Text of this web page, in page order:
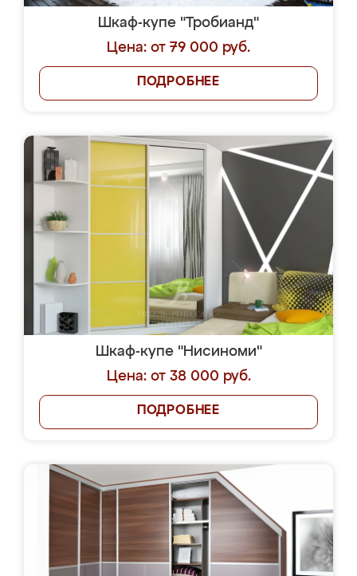
Шкаф-купе "Тробианд"
Цена: от 79 000 руб.
ПОДРОБНЕЕ
Шкаф-купе "Нисиноми"
Цена: от 38 000 руб.
ПОДРОБНЕЕ